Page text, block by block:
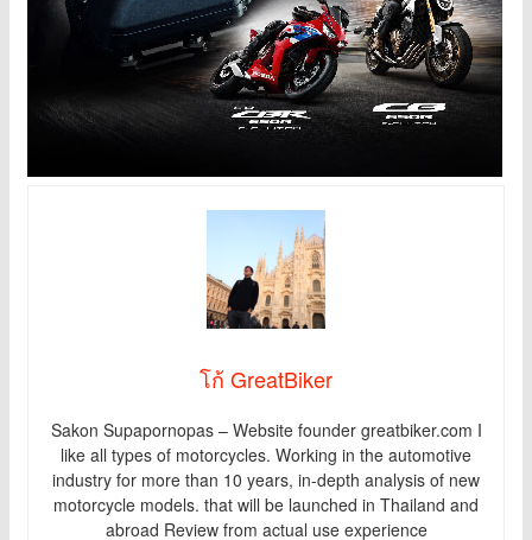
โก้ GreatBiker
Sakon Supapornopas – Website founder greatbiker.com I
like all types of motorcycles. Working in the automotive
industry for more than 10 years, in-depth analysis of new
motorcycle models. that will be launched in Thailand and
abroad Review from actual use experience